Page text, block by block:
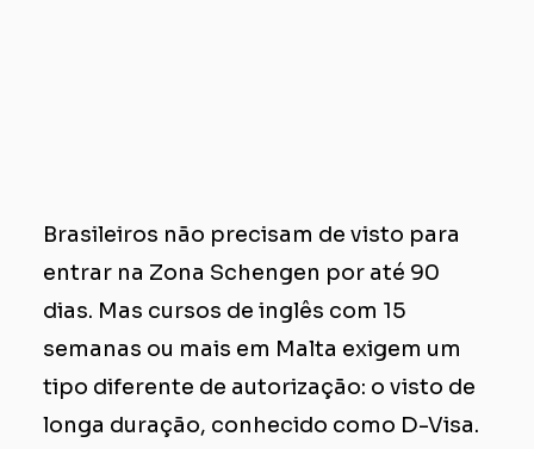
Brasileiros não precisam de visto para
entrar na Zona Schengen por até 90
dias. Mas cursos de inglês com 15
semanas ou mais em Malta exigem um
tipo diferente de autorização: o visto de
longa duração, conhecido como D-Visa.